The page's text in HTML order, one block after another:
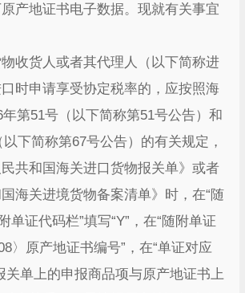
产地证书电子数据。现就有关事宜
收货人或者其代理人（以下简称进
时申请享受协定税率的，应按照海
第51号（以下简称第51号公告）和
下简称第67号公告）的有关规定，
共和国海关进口货物报关单》或者
国海关进境货物备案清单》时，在“随
单证代码栏”填写“Y”，在“随附单证
〉原产地证书编号”，在“单证对应
关单上的申报商品项与原产地证书上